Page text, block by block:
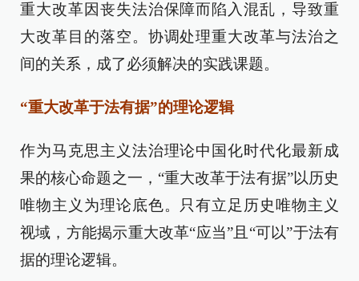
重大改革因丧失法治保障而陷入混乱，导致重
大改革目的落空。协调处理重大改革与法治之
间的关系，成了必须解决的实践课题。
“重大改革于法有据”的理论逻辑
作为马克思主义法治理论中国化时代化最新成
果的核心命题之一，“重大改革于法有据”以历史
唯物主义为理论底色。只有立足历史唯物主义
视域，方能揭示重大改革“应当”且“可以”于法有
据的理论逻辑。